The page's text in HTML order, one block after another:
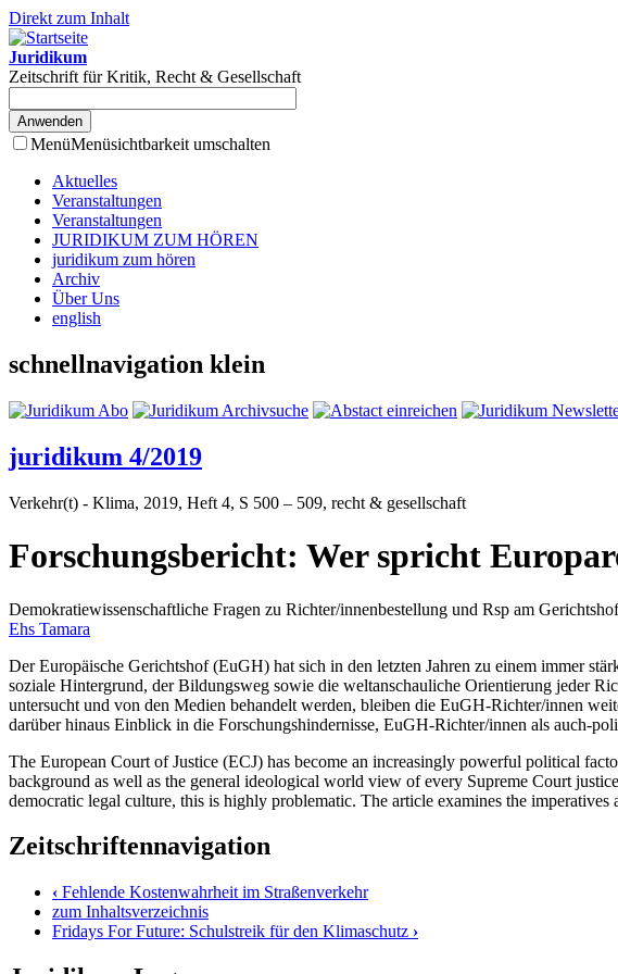
Direkt zum Inhalt
Juridikum
Zeitschrift für Kritik, Recht & Gesellschaft
MenüMenüsichtbarkeit umschalten
Aktuelles
Veranstaltungen
Veranstaltungen
JURIDIKUM ZUM HÖREN
juridikum zum hören
Archiv
Über Uns
english
schnellnavigation klein
juridikum 4/2019
Verkehr(t) - Klima, 2019, Heft 4, S 500 – 509, recht & gesellschaft
Forschungsbericht: Wer spricht
Demokratiewissenschaftliche Fragen zu Richter/innenbestellung und Rsp am
Ehs Tamara
Der Europäische Gerichtshof (EuGH) hat sich in den letzten Jahren zu einem immer
soziale Hintergrund, der Bildungsweg sowie die weltanschauliche Orientierung jeder
untersucht und von den Medien behandelt werden, bleiben die EuGH-Richter/innen
darüber hinaus Einblick in die Forschungshindernisse, EuGH-Richter/innen als auch-
The European Court of Justice (ECJ) has become an increasingly powerful political
background as well as the general ideological world view of every Supreme Court
democratic legal culture, this is highly problematic. The article examines the
Zeitschriftennavigation
‹ Fehlende Kostenwahrheit im Straßenverkehr
zum Inhaltsverzeichnis
Fridays For Future: Schulstreik für den Klimaschutz ›